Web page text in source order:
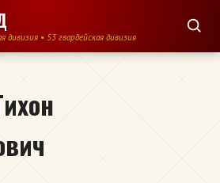
дивизия • 53 гвардейская дивизия